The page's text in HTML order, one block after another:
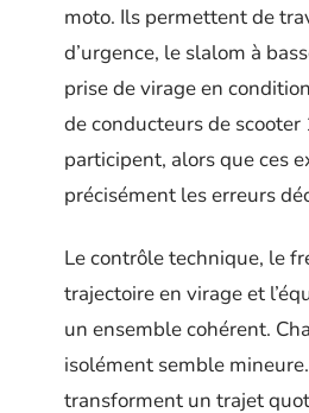
moto. Ils permettent de
d’urgence, le slalom à
prise de virage en
de conducteurs de scooter
participent, alors que ces
précisément les erreurs
Le contrôle technique, le
trajectoire en virage et
un ensemble cohérent.
isolément semble
transforment un trajet